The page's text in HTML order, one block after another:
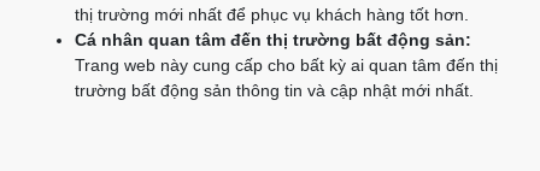
thị trường mới nhất để phục vụ khách hàng tốt hơn.
Cá nhân quan tâm đến thị trường bất động sản:
Trang web này cung cấp cho bất kỳ ai quan tâm đến thị
trường bất động sản thông tin và cập nhật mới nhất.